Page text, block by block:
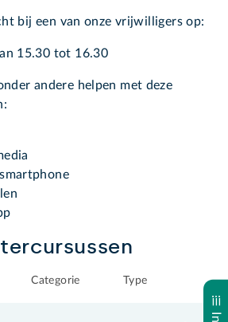
bij een van onze vrijwilligers op:
15.30 tot 16.30
andere helpen met deze
Categorie Type